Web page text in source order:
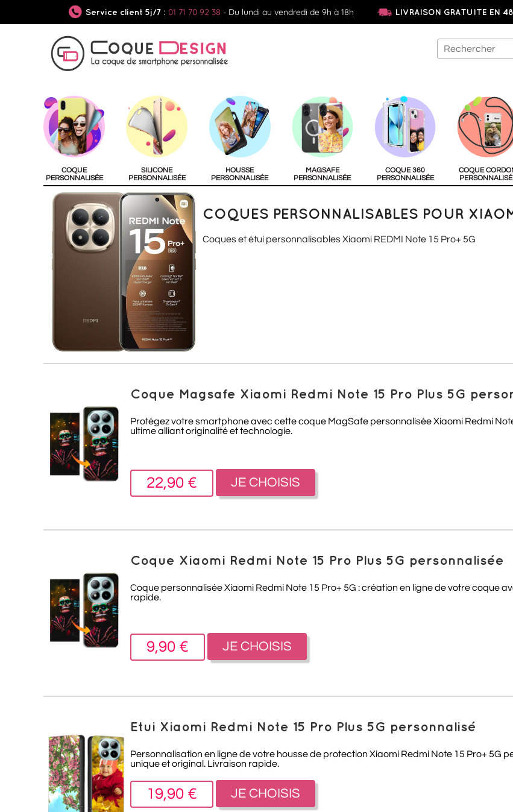
Service client 5j/7 : 01 71 70 92 38 - Du lundi au vendredi de 9h à 18h LIVRAISON GRATUITE EN
COQUE
PERSONNALISÉE
SILICONE
PERSONNALISÉE
HOUSSE
PERSONNALISÉE
MAGSAFE
PERSONNALISÉE
COQUE 360
PERSONNALISÉE
COQUE
COQUES PERSONNALISABLES POUR
Coques et étui personnalisables Xiaomi REDMI Note 15 Pro+ 5G
Coque Magsafe Xiaomi Redmi Note 15 Pro Plus 5G
Protégez votre smartphone avec cette coque MagSafe personnalisée Xiaomi Redmi
ultime alliant originalité et technologie.
22,90 € JE CHOISIS
Coque Xiaomi Redmi Note 15 Pro Plus 5G personnalisée
Coque personnalisée Xiaomi Redmi Note 15 Pro+ 5G : création en ligne de votre coque
rapide.
9,90 € JE CHOISIS
Etui Xiaomi Redmi Note 15 Pro Plus 5G personnalisé
Personnalisation en ligne de votre housse de protection Xiaomi Redmi Note 15 Pro+ 5G
unique et original. Livraison rapide.
19,90 € JE CHOISIS